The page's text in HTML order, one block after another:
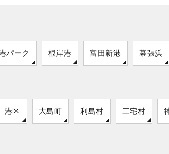
パーク 根岸港 富田新港 幕張浜
港区 大島町 利島村 三宅村